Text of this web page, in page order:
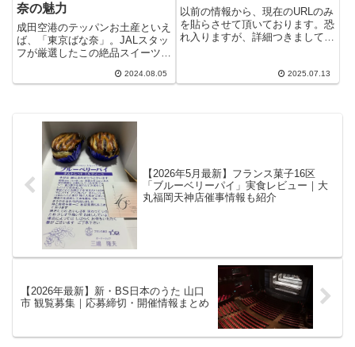
奈の魅力
成田空港のテッパンお土産といえ
ば、「東京ばな奈」。JALスタッ
フが厳選したこの絶品スイーツ
ています。本記事では、東京ばな
2024.08.05
以前の情報から、現在のURLのみ
を貼らさせて頂いております。恐
れ入りますが、詳細つきましては
ください。 2025年7月13日
2025.07.13
【2026年5月最新】フランス菓子16区
「ブルーベリーパイ」実食レビュー｜大
丸福岡天神店催事情報も紹介
【2026年最新】新・BS日本のうた 山口
市 観覧募集｜応募締切・開催情報まとめ